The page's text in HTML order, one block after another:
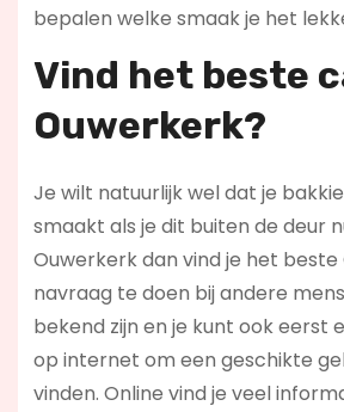
bepalen welke smaak je het
Vind het beste
Ouwerkerk?
Je wilt natuurlijk wel dat je
smaakt als je dit buiten de deur
Ouwerkerk dan vind je het
navraag te doen bij andere
bekend zijn en je kunt ook eerst
op internet om een geschikte
vinden. Online vind je veel